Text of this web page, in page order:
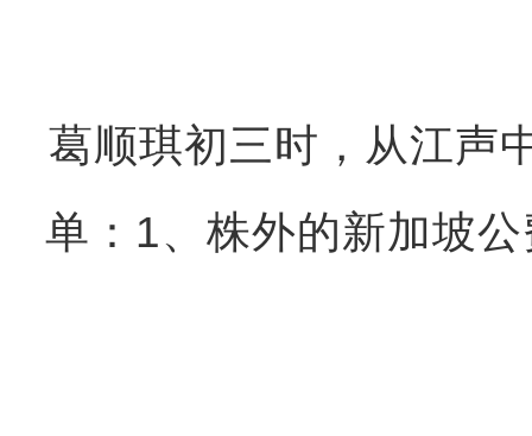
葛顺琪初三时，从江声
单：1、株外的新加坡